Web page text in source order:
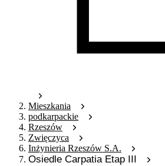
Mieszkania
podkarpackie
Rzeszów
Zwięczyca
Inżynieria Rzeszów S.A.
Osiedle Carpatia Etap III